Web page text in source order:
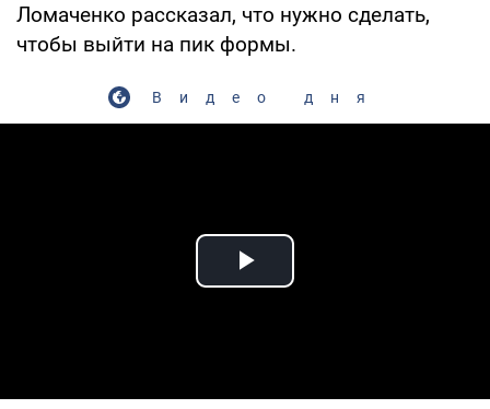
Ломаченко рассказал, что нужно сделать,
чтобы выйти на пик формы.
Видео дня
Play Video